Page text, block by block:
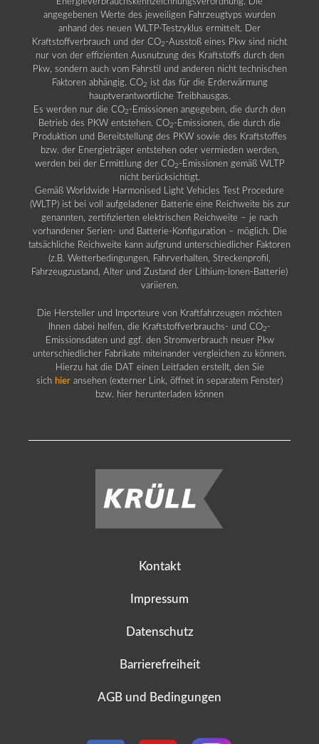
angegebenen Werte des jeweiligen Fahrzeugtyps wurden
anhand des neuen WLTP-Testzyklus ermittelt. Der
Kraftstoffverbrauch und der CO2 -Ausstoß eines Pkw sind nicht
nur von der effizienten Ausnutzung des Kraftstoffs durch den
Pkw, sondern auch vom Fahrstil und anderen nicht technischen
Faktoren abhängig. CO2 ist das für die Erderwärmung
hauptverantwortliche Treibhausgas.
Es werden nur die CO2 -Emissionen angegeben, die durch den
Betrieb des PKW entstehen. CO2 -Emissionen, die durch die
Produktion und Bereitstellung des PKW sowie des Kraftstoffes
bzw. der Energieträger entstehen oder vermieden werden,
werden bei der Ermittlung der CO2 -Emissionen gemäß WLTP
nicht berücksichtigt.
Gemäß Worldwide Harmonised Light Vehicles Test Procedure
(WLTP) ist bei voll aufgeladener Batterie eine Reichweite bis zur
genannten, zertifizierten elektrischen Reichweite – je nach
vorhandener Serien- und Batterie-Konfiguration – möglich. Die
tatsächliche Reichweite kann aufgrund unterschiedlicher Faktoren
(z.B. Wetterbedingungen, Fahrverhalten, Streckenprofil,
Fahrzeugzustand, Alter und Zustand der Lithium-Ionen-Batterie)
variieren.
Die Hersteller und Importeure von Kraftfahrzeugen möchten
Ihnen dabei helfen, die Kraftstoffverbrauchs- und CO2 -
Emissionsdaten und ggf. den Stromverbrauch neuer Pkw
unterschiedlicher Fabrikate miteinander vergleichen zu können.
Hierzu hat die DAT einen Leitfaden erstellt, den Sie
sich hier ansehen (externer Link, öffnet in separatem Fenster)
bzw. hier herunterladen können
Kontakt
Impressum
Datenschutz
Barrierefreiheit
AGB und Bedingungen